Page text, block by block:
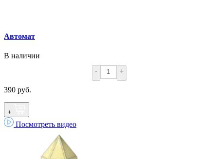
Автомат
В наличии
- +
390 руб.
+
Посмотреть видео